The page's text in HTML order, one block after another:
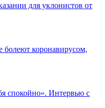
для уклонистов от
коронавирусом,
спокойно». Интервью с